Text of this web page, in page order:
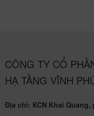
CÔNG TY CỔ
HẠ TẦNG VĨNH
Địa chỉ: KCN Khai